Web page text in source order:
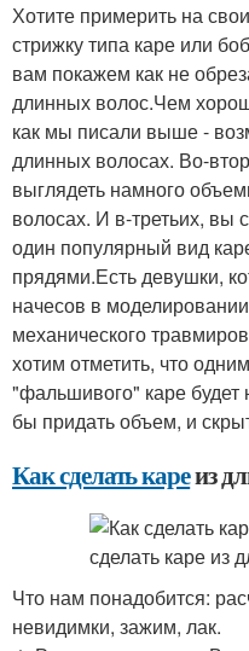
Хотите примерить на
стрижку типа каре или
вам покажем как не
длинных волос.Чем
как мы писали выше -
длинных волосах. Во-
выглядеть намного
волосах. И в-третьих,
один популярный вид
прядями.Есть девушки,
начесов в
механического
хотим отметить, что
"фальшивого" каре будет
бы придать объем, и
Как сделать кареиз
Что нам понадобится:
невидимки, зажим, лак.